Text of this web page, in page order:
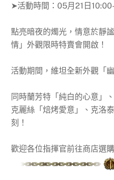
➤活動時間：05月21日
點亮暗夜的燭光，情意於靜
情」外觀限時特賣會開啟！
活動期間，維坦全新外觀「
同時蘭芳特「純白的心意」
克麗絲「焙烤愛意」、克洛
刻！
歡迎各位指揮官前往商店選